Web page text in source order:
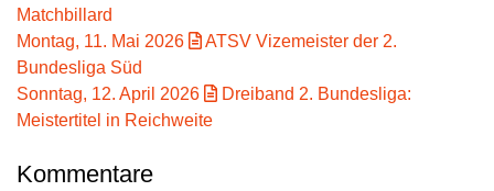
Matchbillard
Montag, 11. Mai 2026
ATSV Vizemeister der 2.
Bundesliga Süd
Sonntag, 12. April 2026
Dreiband 2. Bundesliga:
Meistertitel in Reichweite
Kommentare